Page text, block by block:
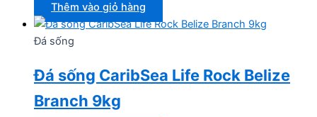
Thêm vào giỏ hàng
Đá sống
Đá sống CaribSea Life Rock Belize
Branch 9kg